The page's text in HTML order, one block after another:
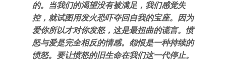
的。当我们的渴望没有被满足，我们感觉失
控，就试图用发火恐吓夺回自我的宝座。因为
爱你所以才对你发怒，这是最扭曲的谎言。愤
怒与爱是完全相反的情感。怨恨是一种持续的
愤怒。要让愤怒的旧生命在我们这一代停止。